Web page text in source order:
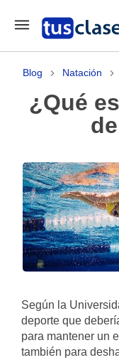
Blog Natación
¿Qué estilo de natación
Según la
deporte que
para mantener un
también para